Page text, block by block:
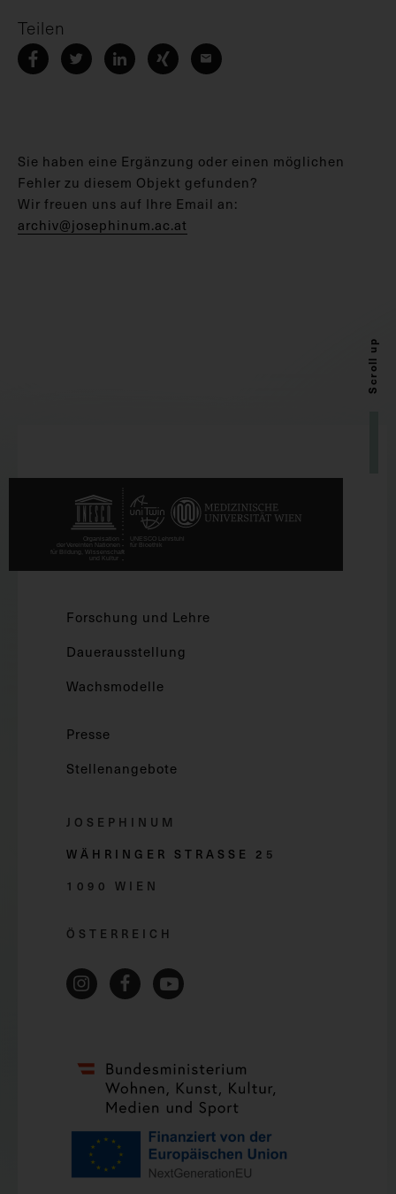
Teilen
Sie haben eine Ergänzung oder einen möglichen
Fehler zu diesem Objekt gefunden?
Wir freuen uns auf Ihre Email an:
archiv@josephinum.ac.at
Scroll up
Forschung und Lehre
Dauerausstellung
Wachsmodelle
Presse
Stellenangebote
JOSEPHINUM
WÄHRINGER STRASSE 2 5
1090 WIEN
ÖSTERREICH